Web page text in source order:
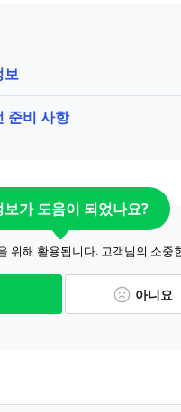
보
준비 사항
보가 도움이 되었나요?
위해 활용됩니다. 고객님의 소중
아니요